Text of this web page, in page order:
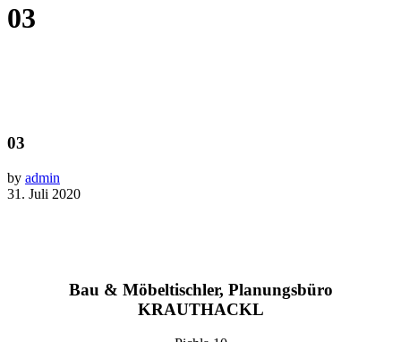
03
03
by admin
31. Juli 2020
Bau & Möbeltischler, Planungsbüro
KRAUTHACKL